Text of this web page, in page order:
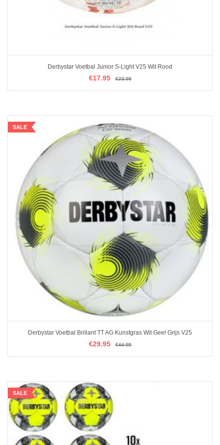
Derbystar Voetbal Junior S-Light V25 Wit Rood
€17.95 €23.95
€17.95 €23.95
SALE
Derbystar Voetbal Brillant TT AG Kunstgras Wit Geel Grijs V25
€29.95 €44.95
€29.95 €44.95
SALE